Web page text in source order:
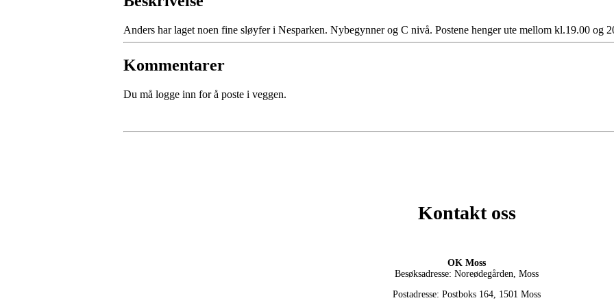
Anders har laget noen fine sløyfer i Nesparken. Nybegynner og C nivå. Postene henger ute mellom kl.19.00 og
Kommentarer
Du må logge inn for å poste i veggen.
Kontakt oss
OK Moss
Besøksadresse: Noreødegården, Moss
Postadresse: Postboks 164, 1501 Moss